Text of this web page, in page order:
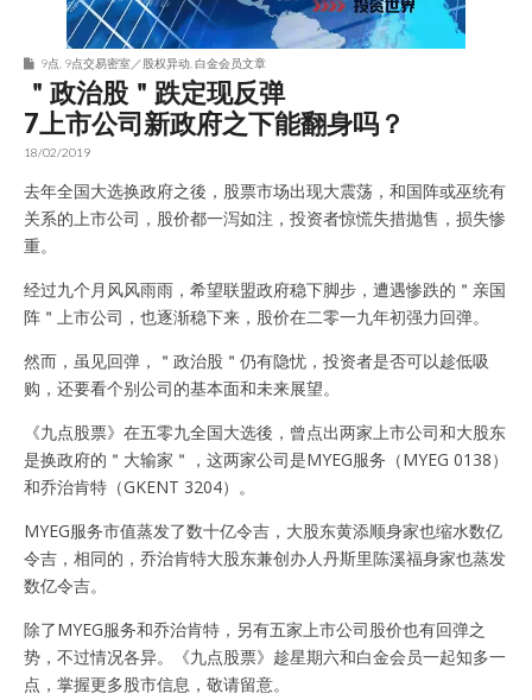
9点 9点交易密室／股权异动 白金会员文章
＂政治股＂跌定现反弹
7上市公司新政府之下能翻身吗？
18/02/2019
去年全国大选换政府之後，股票市场出现大震荡，和国阵或巫统有
关系的上市公司，股价都一泻如注，投资者惊慌失措抛售，损失惨
重。
经过九个月风风雨雨，希望联盟政府稳下脚步，遭遇惨跌的＂亲国
阵＂上市公司，也逐渐稳下来，股价在二零一九年初强力回弹。
然而，虽见回弹，＂政治股＂仍有隐忧，投资者是否可以趁低吸
购，还要看个别公司的基本面和未来展望。
《九点股票》在五零九全国大选後，曾点出两家上市公司和大股东
是换政府的＂大输家＂，这两家公司是MYEG服务（MYEG 0138）
和乔治肯特（GKENT 3204）。
MYEG服务市值蒸发了数十亿令吉，大股东黄添顺身家也缩水数亿
令吉，相同的，乔治肯特大股东兼创办人丹斯里陈溪福身家也蒸发
数亿令吉。
除了MYEG服务和乔治肯特，另有五家上市公司股价也有回弹之
势，不过情况各异。《九点股票》趁星期六和白金会员一起知多一
点，掌握更多股市信息，敬请留意。